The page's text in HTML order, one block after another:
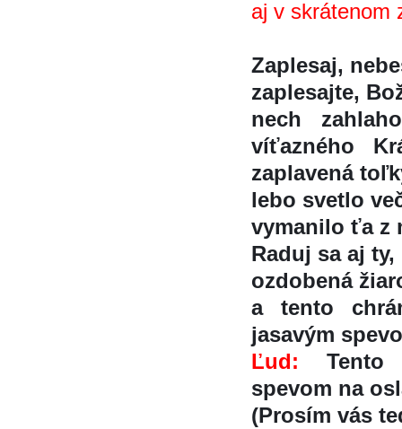
aj v skrátenom
Zaplesaj,
zaplesajte,
nech
víťazného
zaplavená
lebo svetlo
vymanilo ťa z
Raduj sa aj ty,
ozdobená
a tento
jasavým
Ľud: Tento
spevom na
(Prosím vás